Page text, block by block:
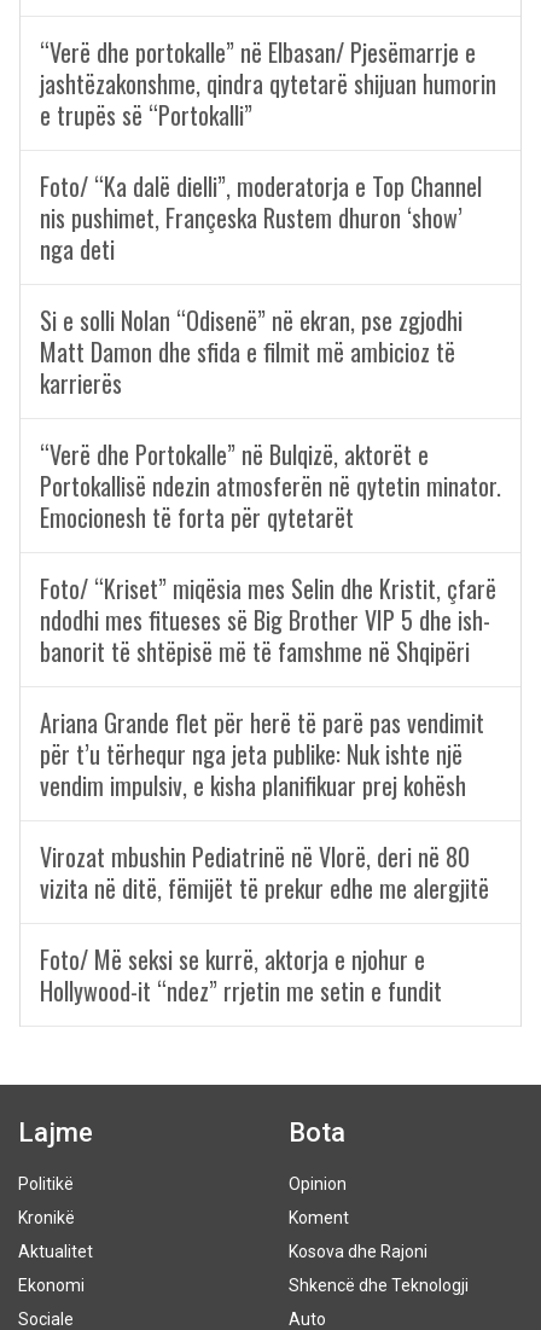
“Verë dhe portokalle” në Elbasan/ Pjesëmarrje e
jashtëzakonshme, qindra qytetarë shijuan humorin
e trupës së “Portokalli”
Foto/ “Ka dalë dielli”, moderatorja e Top Channel
nis pushimet, Françeska Rustem dhuron ‘show’
nga deti
Si e solli Nolan “Odisenë” në ekran, pse zgjodhi
Matt Damon dhe sfida e filmit më ambicioz të
karrierës
“Verë dhe Portokalle” në Bulqizë, aktorët e
Portokallisë ndezin atmosferën në qytetin minator.
Emocionesh të forta për qytetarët
Foto/ “Kriset” miqësia mes Selin dhe Kristit, çfarë
ndodhi mes fitueses së Big Brother VIP 5 dhe ish-
banorit të shtëpisë më të famshme në Shqipëri
Ariana Grande flet për herë të parë pas vendimit
për t’u tërhequr nga jeta publike: Nuk ishte një
vendim impulsiv, e kisha planifikuar prej kohësh
Virozat mbushin Pediatrinë në Vlorë, deri në 80
vizita në ditë, fëmijët të prekur edhe me alergjitë
Foto/ Më seksi se kurrë, aktorja e njohur e
Hollywood-it “ndez” rrjetin me setin e fundit
Lajme
Politikë
Kronikë
Aktualitet
Ekonomi
Sociale
Bota
Opinion
Koment
Kosova dhe Rajoni
Shkencë dhe Teknologji
Auto